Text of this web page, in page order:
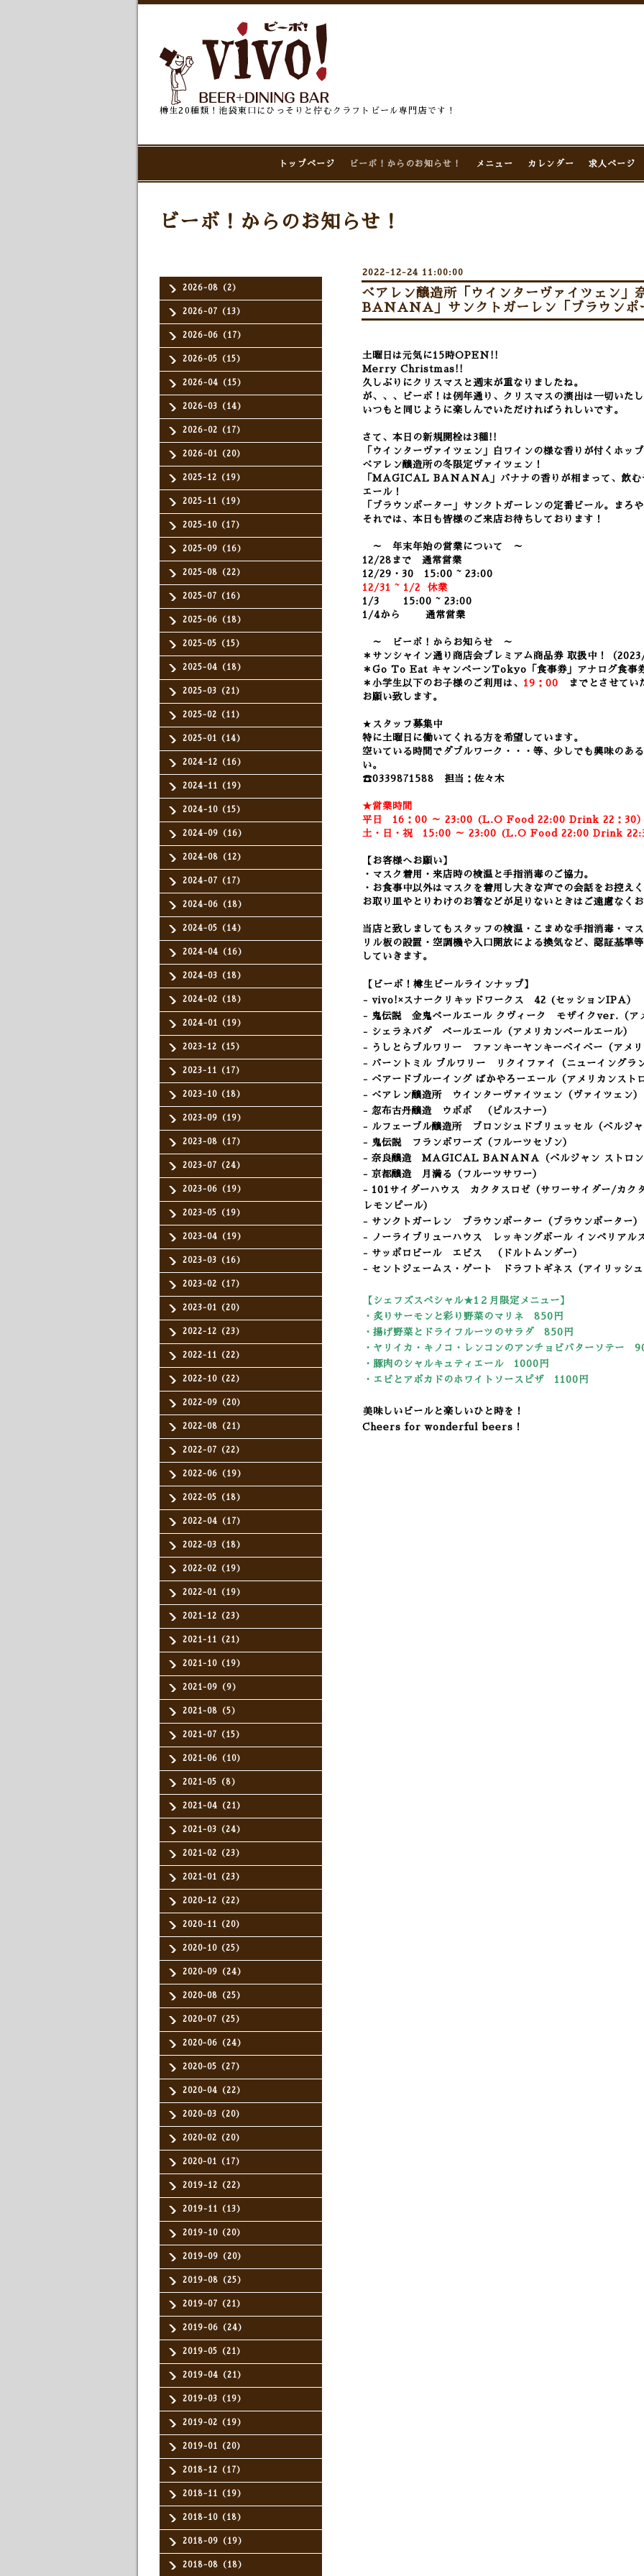
樽生20種類！池袋東口にひっそりと佇むクラフトビール専門店です！
トップページ ビーボ！からのお知らせ！ メニュー カレンダー 求人ページ
2026-08（2）
2026-07（13）
2026-06（17）
2026-05（15）
2026-04（15）
2026-03（14）
2026-02（17）
2026-01（20）
2025-12（19）
2025-11（19）
2025-10（17）
2025-09（16）
2025-08（22）
2025-07（16）
2025-06（18）
2025-05（15）
2025-04（18）
2025-03（21）
2025-02（11）
2025-01（14）
2024-12（16）
2024-11（19）
2024-10（15）
2024-09（16）
2024-08（12）
2024-07（17）
2024-06（18）
2024-05（14）
2024-04（16）
2024-03（18）
2024-02（18）
2024-01（19）
2023-12（15）
2023-11（17）
2023-10（18）
2023-09（19）
2023-08（17）
2023-07（24）
2023-06（19）
2023-05（19）
2023-04（19）
2023-03（16）
2023-02（17）
2023-01（20）
2022-12（23）
2022-11（22）
2022-10（22）
2022-09（20）
2022-08（21）
2022-07（22）
2022-06（19）
2022-05（18）
2022-04（17）
2022-03（18）
2022-02（19）
2022-01（19）
2021-12（23）
2021-11（21）
2021-10（19）
2021-09（9）
2021-08（5）
2021-07（15）
2021-06（10）
2021-05（8）
2021-04（21）
2021-03（24）
2021-02（23）
2021-01（23）
2020-12（22）
2020-11（20）
2020-10（25）
2020-09（24）
2020-08（25）
2020-07（25）
2020-06（24）
2020-05（27）
2020-04（22）
2020-03（20）
2020-02（20）
2020-01（17）
2019-12（22）
2019-11（13）
2019-10（20）
2019-09（20）
2019-08（25）
2019-07（21）
2019-06（24）
2019-05（21）
2019-04（21）
2019-03（19）
2019-02（19）
2019-01（20）
2018-12（17）
2018-11（19）
2018-10（18）
2018-09（19）
2018-08（18）
ビーボ！からのお知らせ！
2022-12-24 11:00:00
べアレン醸造所「ウインターヴァイツェン
BANANA」サンクトガーレン「ブラウンポ
土曜日は元気に15時OPEN!!
Merry Christmas!!
久しぶりにクリスマスと週末が重なりましたね。
が、、、ビーボ！は例年通り、クリスマスの演出は一切いた
いつもと同じように楽しんでいただければうれしいです。
さて、本日の新規開栓は3種!!
「ウインターヴァイツェン」白ワインの様な香りが付くホッ
べアレン醸造所の冬限定ヴァイツェン！
「MAGICAL BANANA」バナナの香りが相まって、飲む
エール！
「ブラウンポーター」サンクトガーレンの定番ビール。まろ
それでは、本日も皆様のご来店お待ちしております！
～ 年末年始の営業について ～
12/28まで 通常営業
12/29・30 15:00 ~ 23:00
12/31 ~ 1/2 休業
1/3 15:00 ~ 23:00
1/4から 通常営業
～ ビーボ！からお知らせ ～
＊サンシャイン通り商店会プレミアム商品券 取扱中！（
＊Go To Eat キャンペーンTokyo「食事券」アナログ食事
＊小学生以下のお子様のご利用は、 19：00
までとさせてい
お願い致します。
★ スタッフ募集中
特に土曜日に働いてくれる方を希望しています。
空いている時間でダブルワーク・・・等、少しでも興味のあ
い。
☎0339871588 担当：佐々木
★営業時間
平日 16：00 ～ 23:00 (L.O Food 22:00 Drink 22：30
土・日・祝 15:00 ～ 23:00 (L.O Food 22:00 Drink
【お客様へお願い】
・マスク着用・来店時の検温と手指消毒のご協力。
・お食事中以外はマスクを着用し大きな声での会話をお控え
お取り皿やとりわけのお箸などが足りないときはご遠慮なく
当店と致しましてもスタッフの検温・こまめな手指消毒・マ
リル板の設置・空調機や入口開放による換気など、認証基準
していきます。
【ビーボ！樽生ビールラインナップ】
- vivo!×スナークリキッドワークス 42
(セッションIPA）
- 鬼伝説 金鬼ペールエール クヴィーク モザイクver.（ア
- シェラネバダ ペールエール（アメリカンペールエール）
- うしとらブルワリー ファンキーヤンキーベイベー （アメ
- バーントミル ブルワリー リクイファイ
（ニューイングラ
- ベアードブルーイング ばかやろーエール（アメリカンスト
- べアレン醸造所 ウインターヴァイツェン （ヴァイツェン）
- 忽布古丹醸造 ウポポ
（ピルスナー）
- ルフェーブル醸造所 ブロンシュドブリュッセル （ベルジ
- 鬼伝説 フランボワーズ （フルーツセゾン）
- 奈良醸造 MAGICAL BANANA （ベルジャン ストロ
- 京都醸造 月満る （フルーツサワー）
- 101サイダーハウス カクタスロゼ（サワーサイダー/カク
レモンピール）
- サンクトガーレン ブラウンポーター（ブラウンポーター）
- ノーライブリューハウス レッキングボール インペリアル
- サッポロビール エビス （ドルトムンダー）
- セントジェームス・ゲート ドラフトギネス（アイリッシ
【シェフズスペシャル★1２ 月限定メニュー】
・炙りサーモンと彩り野菜のマリネ 850円
・揚げ野菜とドライフルーツのサラダ 850円
・ヤリイカ・キノコ・レンコンのアンチョビバターソテー
・豚肉のシャルキュティエール 1000 円
・エビとアボカドのホワイトソースピザ 1100円
美味しいビールと楽しいひと時を！
Cheers for wonderful beers！